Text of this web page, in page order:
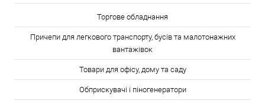
Торгове обладнання
Причепи для легкового транспорту, бусів та малотонажних
вантажівок
Товари для офісу, дому та саду
Обприскувачі і піногенератори